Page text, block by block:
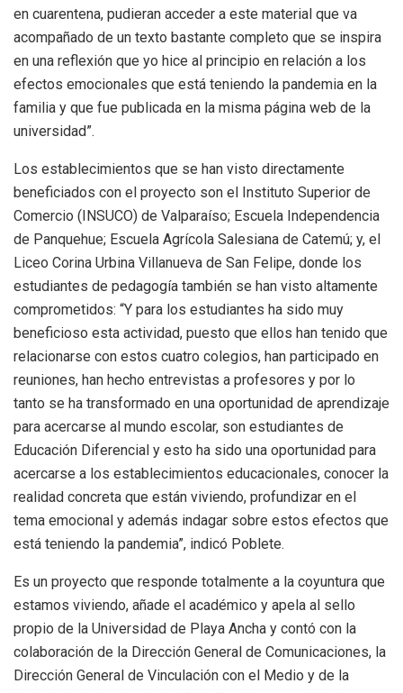
en cuarentena, pudieran acceder a este material que va
acompañado de un texto bastante completo que se inspira
en una reflexión que yo hice al principio en relación a los
efectos emocionales que está teniendo la pandemia en la
familia y que fue publicada en la misma página web de la
universidad”.
Los establecimientos que se han visto directamente
beneficiados con el proyecto son el Instituto Superior de
Comercio (INSUCO) de Valparaíso; Escuela Independencia
de Panquehue; Escuela Agrícola Salesiana de Catemú; y, el
Liceo Corina Urbina Villanueva de San Felipe, donde los
estudiantes de pedagogía también se han visto altamente
comprometidos: “Y para los estudiantes ha sido muy
beneficioso esta actividad, puesto que ellos han tenido que
relacionarse con estos cuatro colegios, han participado en
reuniones, han hecho entrevistas a profesores y por lo
tanto se ha transformado en una oportunidad de aprendizaje
para acercarse al mundo escolar, son estudiantes de
Educación Diferencial y esto ha sido una oportunidad para
acercarse a los establecimientos educacionales, conocer la
realidad concreta que están viviendo, profundizar en el
tema emocional y además indagar sobre estos efectos que
está teniendo la pandemia”, indicó Poblete.
Es un proyecto que responde totalmente a la coyuntura que
estamos viviendo, añade el académico y apela al sello
propio de la Universidad de Playa Ancha y contó con la
colaboración de la Dirección General de Comunicaciones, la
Dirección General de Vinculación con el Medio y de la